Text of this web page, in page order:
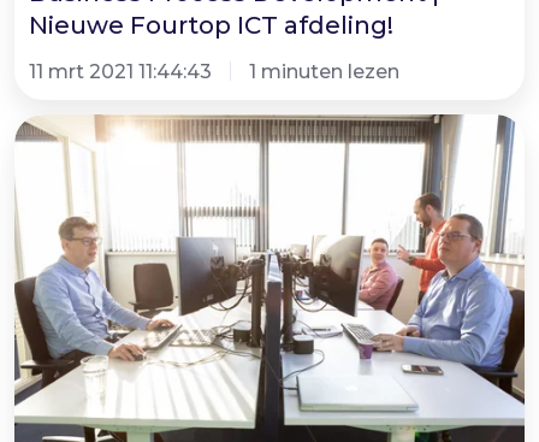
Nieuwe Fourtop ICT afdeling!
11 mrt 2021 11:44:43 1 minuten lezen
Haal
beste
uit
je
organisatie
met
het
Microsoft
Power